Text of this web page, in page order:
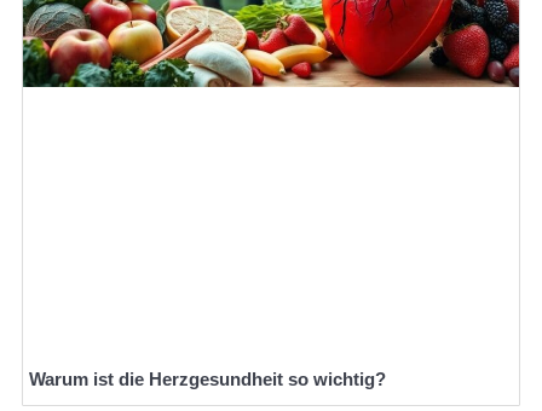
Warum ist die Herzgesundheit so wichtig?